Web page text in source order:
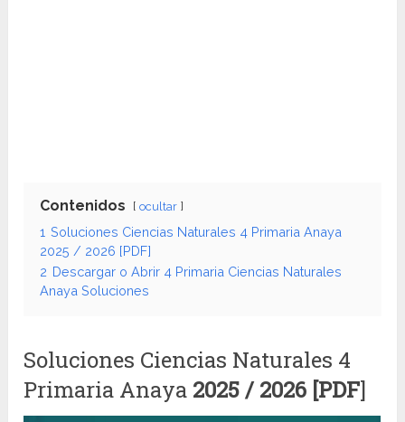
Contenidos ocultar
1 Soluciones Ciencias Naturales 4 Primaria Anaya
2025 / 2026 [PDF]
2 Descargar o Abrir 4 Primaria Ciencias Naturales
Anaya Soluciones
Soluciones Ciencias Naturales 4
Primaria Anaya 2025 / 2026 [PDF]